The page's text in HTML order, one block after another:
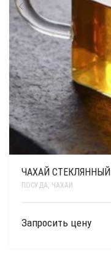
ЧАХАЙ
ПОСУДА, ЧАХАИ
Запросить цену